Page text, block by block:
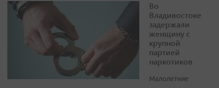
Во
Владивостоке
задержали
женщину с
крупной
партией
наркотиков
Малолетние